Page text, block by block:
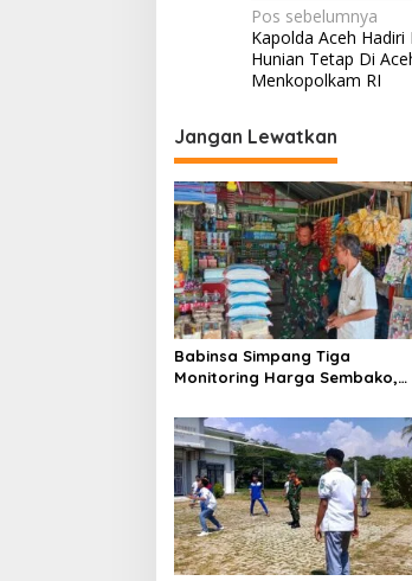
N
a
v
i
g
a
s
i
p
o
s
Pos sebelumnya
Kapolda Aceh
Hunian Tetap Di
Menkopolkam RI
Jangan Lewatkan
Babinsa Simpang Tiga
Monitoring Harga Sembako,
Ketersediaan Bahan Pokok